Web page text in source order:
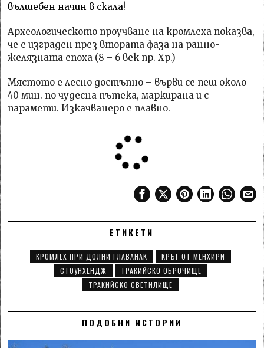
вълшебен начин в скала!
Археологическото проучване на кромлеха показва,
че е изграден през втората фаза на ранно-
желязната епоха (8 – 6 век пр. Хр.)
Мястото е лесно достъпно – върви се пеш около
40 мин. по чудесна пътека, маркирана и с
парамети. Изкачванеро е плавно.
ЕТИКЕТИ
КРОМЛЕХ ПРИ ДОЛНИ ГЛАВАНАК
КРЪГ ОТ МЕНХИРИ
СТОУНХЕНДЖ
ТРАКИЙСКО ОБРОЧИЩЕ
ТРАКИЙСКО СВЕТИЛИЩЕ
ПОДОБНИ ИСТОРИИ